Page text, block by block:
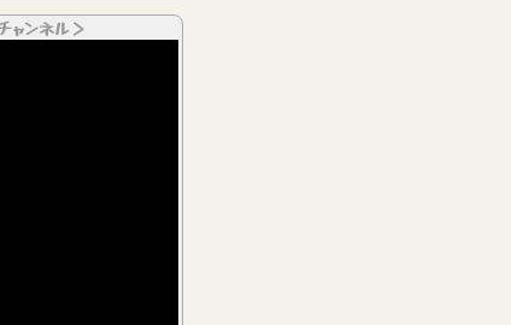
ャンネル＞